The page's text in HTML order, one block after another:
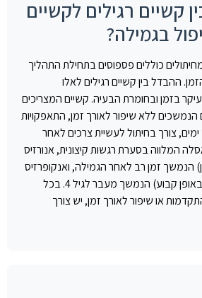
קשיים רגילים לקשיים
בגמילה?
כוללים פספוסים בתחילת התהליך
ההבדל בין קשיים רגילים לאלו
בזמן ובחומרת הבעיה. קשיים המצריכים
הנמשכים ללא שיפור לאורך זמן, התאפקויות
ימים, צורך בחיתול לעשיית צרכים לאחר
המלווה בסערת רגשות קיצונית, אנורזיס
הנמשך זמן רב לאחר הגמילה, ואנקופרזיס
(עשיית קקי בתחתונים באופן קבוע) הנמשך מעבר לגיל 4. בכל
או שיפור לאורך זמן, יש צורך